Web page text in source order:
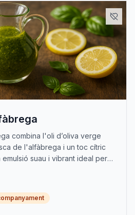
combina l'oli d’oliva verge
de l'alfàbrega i un toc cítric
suau i vibrant ideal per
antencs.